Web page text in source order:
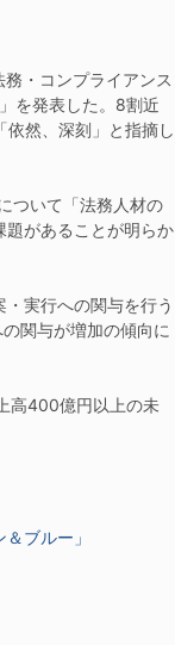
・コンプライアンス
を発表した。8割近
依然、深刻」と指摘し
ついて「法務人材の
があることが明らか
実行への関与を行う
関与が増加の傾向に
高400億円以上の未
ブルー」